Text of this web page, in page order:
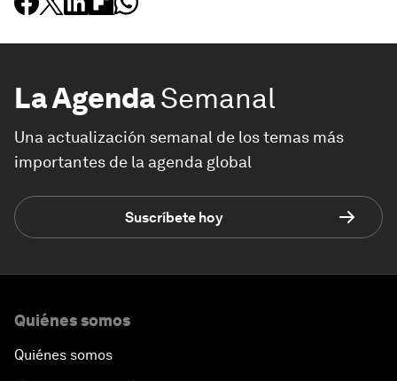
La AgendaSemanal
Una actualización semanal de los temas más
importantes de la agenda global
Suscríbete hoy
Quiénes somos
Quiénes somos